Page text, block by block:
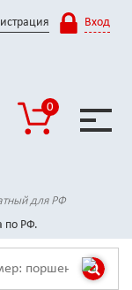
Вход
0
для РФ
по РФ.